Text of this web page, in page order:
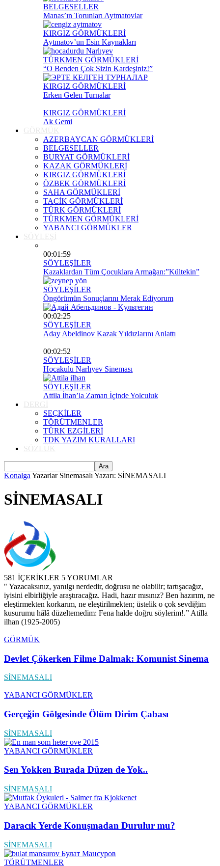
BELGESELLER
Manas’ın Torunları Aytmatovlar
KIRGIZ GÖRMÜKLERİ
Aytmatov’un Esin Kaynakları
TÜRKMEN GÖRMÜKLERİ
“O Benden Çok Sizin Kardeşiniz!”
KIRGIZ GÖRMÜKLERİ
Erken Gelen Turnalar
KIRGIZ GÖRMÜKLERİ
Ak Gemi
GÖRMÜK
AZERBAYCAN GÖRMÜKLERİ
BELGESELLER
BURYAT GÖRMÜKLERİ
KAZAK GÖRMÜKLERİ
KIRGIZ GÖRMÜKLERİ
ÖZBEK GÖRMÜKLERİ
SAHA GÖRMÜKLERİ
TACİK GÖRMÜKLERİ
TÜRK GÖRMÜKLERİ
TÜRKMEN GÖRMÜKLERİ
YABANCI GÖRMÜKLER
SÖYLEŞİ
00:01:59
SÖYLEŞİLER
Kazaklardan Tüm Çocuklara Armağan:”Kültekin”
SÖYLEŞİLER
Öngörümün Sonuçlarını Merak Ediyorum
00:02:25
SÖYLEŞİLER
Aday Abeldinov Kazak Yıldızlarını Anlattı
00:02:52
SÖYLEŞİLER
Hocakulu Narlıyev Sineması
SÖYLEŞİLER
Attila İhan’la Zaman İçinde Yolculuk
DERGİ
SEÇKİLER
TÖRÜTMENLER
TÜRK EZGİLERİ
TDK YAZIM KURALLARI
SÖZLÜK
Konalga Yazarlar Sinemasalı Yazarı: SİNEMASALI
SİNEMASALI
581 İÇERİKLER 5 YORUMLAR
" Yazacaksınız, yanılgı nerdedir, doğrusu ne olabilir; tartışacağız,
iyisini elbirliğiyle araştıracağız. Hadi, hazır mısınız? Ben hazırım, ne
eleştirmekten korkarım, ne eleştirilmekten; üstelik o çok sevdiğim
kusurumu hâlâ düzeltemedim: Fena halde doğru söylerim!.” Atilla
ilhan (1925-2005)
GÖRMÜK
Devlet Çökerken Filme Dalmak: Komunist Sinema
SİNEMASALI
YABANCI GÖRMÜKLER
Gerçeğin Gölgesinde Ölüm Dirim Çabası
SİNEMASALI
YABANCI GÖRMÜKLER
Sen Yokken Burada Düzen de Yok..
SİNEMASALI
YABANCI GÖRMÜKLER
Daracık Yerde Konuşmadan Durulur mu?
SİNEMASALI
TÖRÜTMENLER